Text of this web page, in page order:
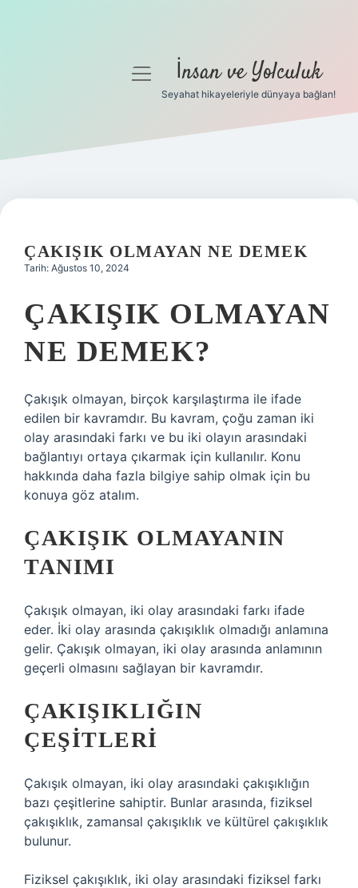
Gizlilik Politikası
Yasal Uyarı
menüyü İnsan ve Yolculuk
Seyahat hikayeleriyle dünyaya bağlan!
ÇAKIŞIK OLMAYAN NE DEMEK
Tarih: Ağustos 10, 2024
ÇAKIŞIK OLMAYAN
NE DEMEK?
Çakışık olmayan, birçok karşılaştırma ile ifade
edilen bir kavramdır. Bu kavram, çoğu zaman iki
olay arasındaki farkı ve bu iki olayın arasındaki
bağlantıyı ortaya çıkarmak için kullanılır. Konu
hakkında daha fazla bilgiye sahip olmak için bu
konuya göz atalım.
ÇAKIŞIK OLMAYANIN
TANIMI
Çakışık olmayan, iki olay arasındaki farkı ifade
eder. İki olay arasında çakışıklık olmadığı anlamına
gelir. Çakışık olmayan, iki olay arasında anlamının
geçerli olmasını sağlayan bir kavramdır.
ÇAKIŞIKLIĞIN
ÇEŞITLERI
Çakışık olmayan, iki olay arasındaki çakışıklığın
bazı çeşitlerine sahiptir. Bunlar arasında, fiziksel
çakışıklık, zamansal çakışıklık ve kültürel çakışıklık
bulunur.
Fiziksel çakışıklık, iki olay arasındaki fiziksel farkı